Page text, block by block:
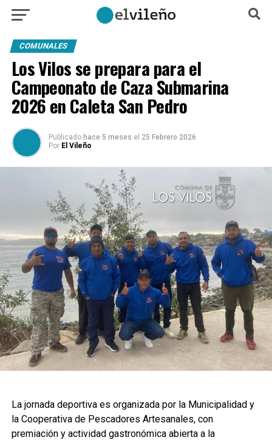
COMUNALES
Los Vilos se prepara para el
Campeonato de Caza Submarina
2026 en Caleta San Pedro
Publicado hace 5 meses el 25 Febrero 2026
Por El Vileño
La jornada deportiva es organizada por la Municipalidad y
la Cooperativa de Pescadores Artesanales, con
premiación y actividad gastronómica abierta a la